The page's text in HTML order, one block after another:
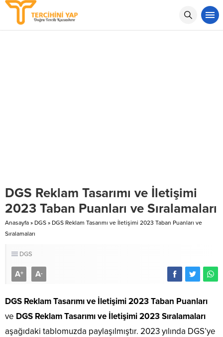
DGS Reklam Tasarımı ve İletişimi
2023 Taban Puanları ve Sıralamaları
Anasayfa » DGS » DGS Reklam Tasarımı ve İletişimi 2023 Taban Puanları ve
Sıralamaları
DGS
A+ A-
DGS Reklam Tasarımı ve İletişimi 2023 Taban Puanları
ve DGS Reklam Tasarımı ve İletişimi 2023 Sıralamaları
aşağıdaki tablomuzda paylaşılmıştır. 2023 yılında DGS’ye